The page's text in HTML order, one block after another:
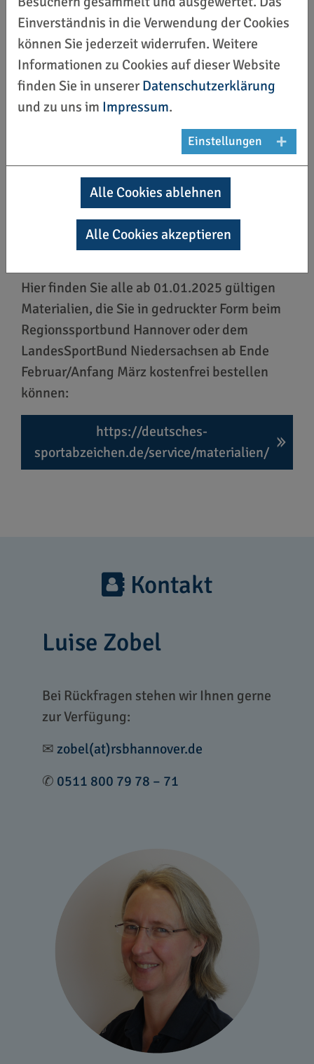
www.deutsches-
sportabzeichen.de
Sportabzeichen-Digital
Materialien zum
Download
Hier finden Sie alle ab 01.01.2025 gültigen
Materialien, die Sie in gedruckter Form beim
Regionssportbund Hannover oder dem
LandesSportBund Niedersachsen ab Ende
Februar/Anfang März kostenfrei bestellen
können:
https://deutsches-
sportabzeichen.de/service/materialien/
Kontakt
Luise Zobel
Bei Rückfragen stehen wir Ihnen gerne
zur Verfügung:
✉ zobel(at)rsbhannover.de
✆ 0511 800 79 78 – 71
Einverständnis in die Verwendung der Cookies
können Sie jederzeit widerrufen. Weitere
Informationen zu Cookies auf dieser Website
finden Sie in unsererDatenschutzerklärung
und zu uns im Impressum.
Einstellungen
Alle Cookies ablehnen
Alle Cookies akzeptieren